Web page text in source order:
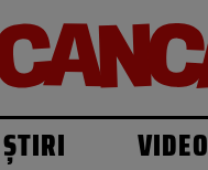
ȘTIRI VIDEO